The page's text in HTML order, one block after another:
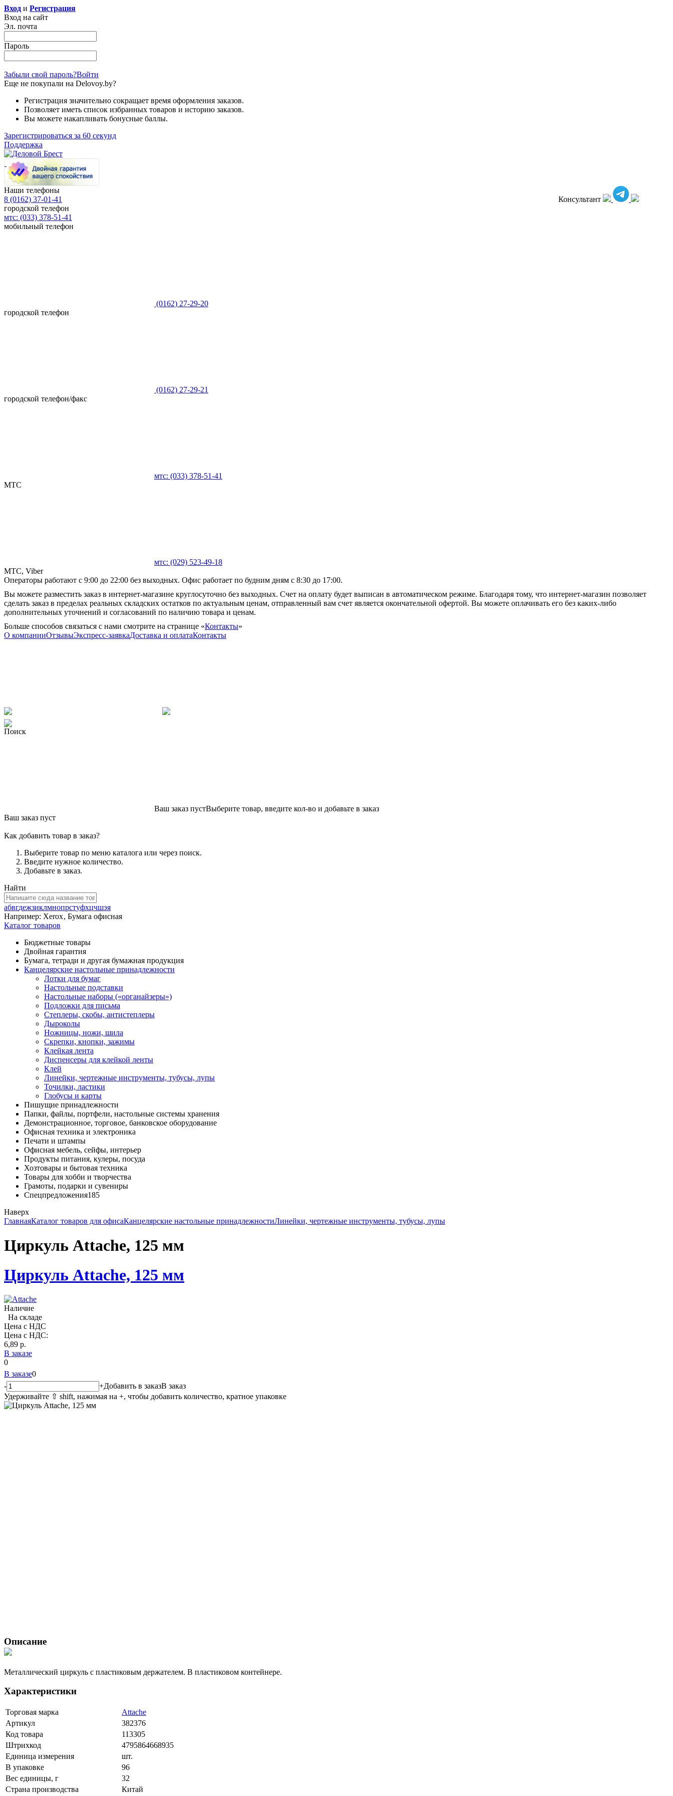
Вход и Регистрация
Вход на сайт
Эл. почта
Пароль
Забыли свой пароль?Войти
Еще не покупали на Delovoy.by?
Регистрация значительно сокращает время оформления заказов.
Позволяет иметь список избранных товаров и историю заказов.
Вы можете накапливать бонусные баллы.
Зарегистрироваться за 60 секунд
Поддержка
Консультант
Наши телефоны
8 (0162) 37-01-41
городской телефон
мтс: (033) 378-51-41
мобильный телефон
(0162) 27-29-20
городской телефон
(0162) 27-29-21
городской телефон/факс
мтс: (033) 378-51-41
MTC
мтс: (029) 523-49-18
MTC, Viber
Операторы работают с 9:00 до 22:00 без выходных. Офис работает по будним дням с 8:30 до 17:00.
Вы можете разместить заказ в интернет-магазине круглосуточно без выходных. Счет на оплату будет выписан в автоматическом режиме. Благодаря тому, что интернет-магазин позволяет
сделать заказ в пределах реальных складских остатков по актуальным ценам, отправленный вам счет является окончательной офертой. Вы можете оплачивать его без каких-либо
дополнительных уточнений и согласований по наличию товара и ценам.
Больше способов связаться с нами смотрите на странице «Контакты»
О компанииОтзывыЭкспресс-заявкаДоставка и оплатаКонтакты
Поиск
Ваш заказ пустВыберите товар, введите кол-во и добавьте в заказ
Ваш заказ пуст
Как добавить товар в заказ?
Выберите товар по меню каталога или через поиск.
Введите нужное количество.
Добавьте в заказ.
Найти
абвгдежзиклмнопрстуфхцчшэя
Например: Xerox, Бумага офисная
Каталог товаров
Бюджетные товары
Двойная гарантия
Бумага, тетради и другая бумажная продукция
Канцелярские настольные принадлежности
Лотки для бумаг
Настольные подставки
Настольные наборы («органайзеры»)
Подложки для письма
Степлеры, скобы, антистеплеры
Дыроколы
Ножницы, ножи, шила
Скрепки, кнопки, зажимы
Клейкая лента
Диспенсеры для клейкой ленты
Клей
Линейки, чертежные инструменты, тубусы, лупы
Точилки, ластики
Глобусы и карты
Пишущие принадлежности
Папки, файлы, портфели, настольные системы хранения
Демонстрационное, торговое, банковское оборудование
Офисная техника и электроника
Печати и штампы
Офисная мебель, сейфы, интерьер
Продукты питания, кулеры, посуда
Хозтовары и бытовая техника
Товары для хобби и творчества
Грамоты, подарки и сувениры
Спецпредложения185
Наверх
ГлавнаяКаталог товаров для офисаКанцелярские настольные принадлежностиЛинейки, чертежные инструменты, тубусы, лупы
Циркуль Attache, 125 мм
Циркуль Attache, 125 мм
Наличие
На складе
Цена с НДС
Цена с НДС:
6,89 p.
В заказе
0
В заказе0
-
+Добавить в заказВ заказ
Удерживайте ⇧ shift, нажимая на +, чтобы добавить количество, кратное упаковке
Описание
Металлический циркуль с пластиковым держателем. В пластиковом контейнере.
Характеристики
Торговая марка
Attache
Артикул
382376
Код товара
113305
Штрихкод
4795864668935
Единица измерения
шт.
В упаковке
96
Вес единицы, г
32
Страна производства
Китай